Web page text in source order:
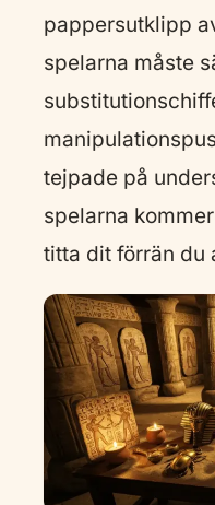
pappersutklipp
spelarna måste
tejpade på
spelarna
titta dit förrän du